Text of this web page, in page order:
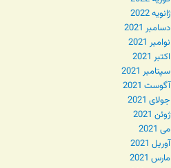
ژانویه 2022
دسامبر 2021
نوامبر 2021
اکتبر 2021
سپتامبر 2021
آگوست 2021
جولای 2021
ژوئن 2021
می 2021
آوریل 2021
مارس 2021